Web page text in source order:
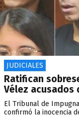
JUDICIALES
Ratifican
Vélez acusados
El Tribunal de
confirmó la inocencia